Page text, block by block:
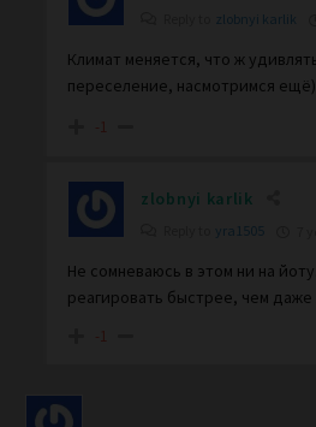
zlobnyi karlik
Климат меняется, что ж
переселение, насмотримся ещё)
-1
zlobnyi karlik
yra1505
Не сомневаюсь в этом ни на
реагировать быстрее, чем
-1